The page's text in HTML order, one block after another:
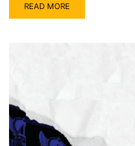
READ MORE